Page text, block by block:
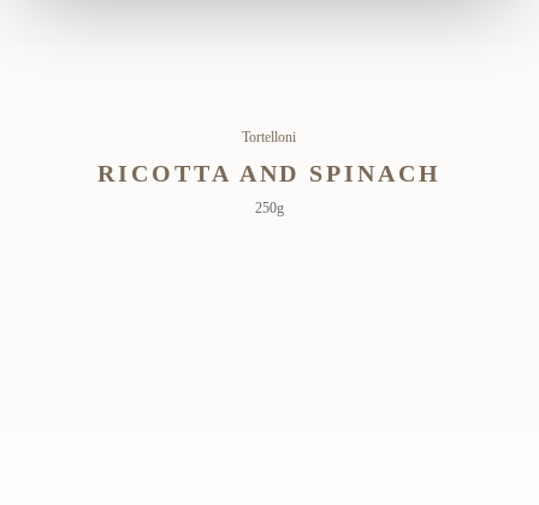
Tortelloni
RICOTTA AND SPINACH
250g